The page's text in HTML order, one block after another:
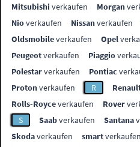
Mitsubishi verkaufen Morgan
Nioverkaufen Nissanverkaufen
Oldsmobileverkaufen Opel
Peugeotverkaufen Piaggio
Polestarverkaufen Pontiac
Protonverkaufen R
Rolls-Royceverkaufen Rover
S
Saabverkaufen Santana
Skodaverkaufen smartverkaufen